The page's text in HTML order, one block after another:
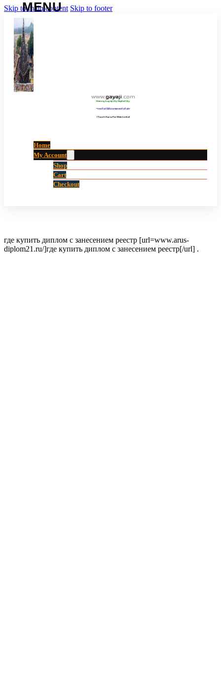
Skip to main content Skip to footer
www.gayaji.com
Making Gayaji City Digital City.
“गयाजी को डिजिटल शहर बनाने की ओर”
(Touch Here For Main Links)
Home
My Account
Shop
Cart
Checkout
где купить диплом с занесением реестр [url=www.arus-
diplom21.ru/]где купить диплом с занесением реестр[/url] .